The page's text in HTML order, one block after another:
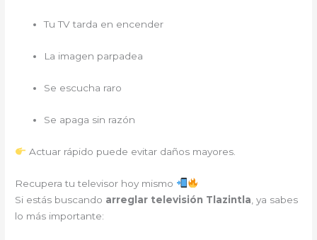
Tu TV tarda en encender
La imagen parpadea
Se escucha raro
Se apaga sin razón
Actuar rápido puede evitar daños mayores.
Recupera tu televisor hoy mismo
Si estás buscando arreglar televisión Tlazintla , ya sabes
lo más importante: